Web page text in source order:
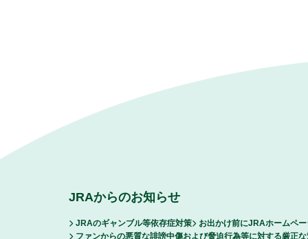
JRAからのお知らせ
JRAのギャンブル等依存症対策
お出かけ前にJRAホームペ
ファンからの悪質な誹謗中傷および脅迫行為等に対する厳正